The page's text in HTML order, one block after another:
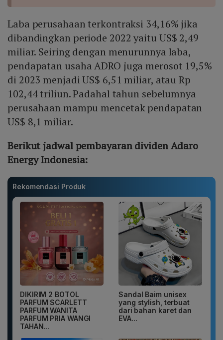
Laba perusahaan terkontraksi 34,16% jika
dibandingkan periode 2022 yaitu US$ 2,49
miliar. Seiring dengan menurunnya laba,
pendapatan usaha ADRO juga merosot 19,5%
di 2023 menjadi US$ 6,51 miliar, atau Rp
102,44 triliun. Padahal tahun sebelumnya
perusahaan mampu mencetak pendapatan
US$ 8,1 miliar.
Berikut jadwal pembayaran dividen Adaro
Energy Indonesia:
Rekomendasi Produk
DIKIRIM 2 BOTOL
PARFUM SCARLETT
PARFUM WANITA
PARFUM PRIA WANGI
TAHAN...
Sandal Baim unisex
yang stylish, terbuat
dari bahan karet dan
EVA...